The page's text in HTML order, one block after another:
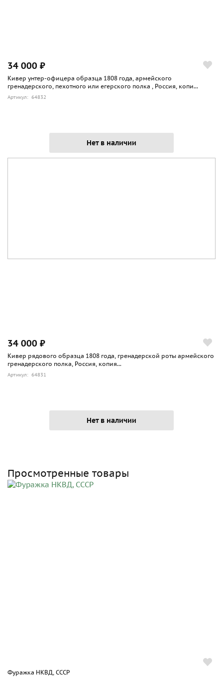
34 000 ₽
Кивер унтер-офицера образца 1808 года, армейского
гренадерского, пехотного или егерского полка , Россия, копи...
Артикул: 64832
Нет в наличии
34 000 ₽
Кивер рядового образца 1808 года, гренадерской роты армейского
гренадерского полка, Россия, копия...
Артикул: 64831
Нет в наличии
Просмотренные товары
Фуражка НКВД, СССР